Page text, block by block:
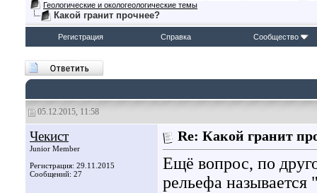
Геологические и окологеологические темы
Какой гранит прочнее?
Регистрация Справка Сообщество
05.12.2015, 11:58
Чекист
Junior Member
Регистрация: 29.11.2015
Сообщений: 27
Re: Какой гранит
Ещё вопрос, по
рельефа называется